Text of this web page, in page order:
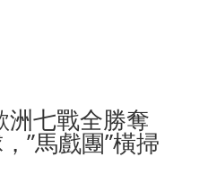
洲七戰全勝奪
”馬戲團”橫掃